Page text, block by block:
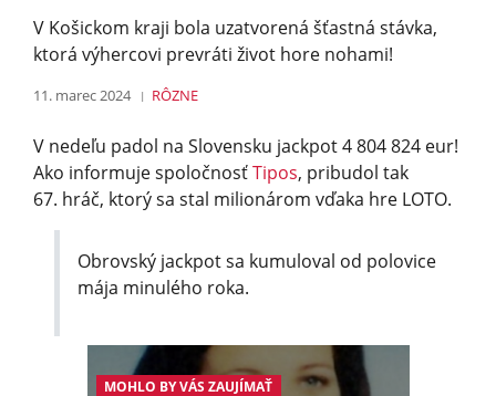
V Košickom kraji bola uzatvorená šťastná stávka,
ktorá výhercovi prevráti život hore nohami!
11. marec 2024 RÔZNE
V nedeľu padol na Slovensku jackpot 4 804 824 eur!
Ako informuje spoločnosťTipos, pribudol tak
67. hráč, ktorý sa stal milionárom vďaka hre LOTO.
Obrovský jackpot sa kumuloval od polovice
mája minulého roka.
MOHLO BY VÁS ZAUJÍMAŤ